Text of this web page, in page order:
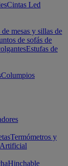
Cintas Led
mesas y sillas de
de sofás de
Estufas de
Columpios
Termómetros y
Hinchable